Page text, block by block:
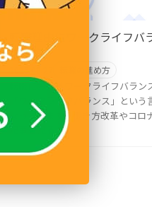
転職理由にワークライフ
を解説
転職の進め方
転職におけるワークライフバラ
「ワークライフバランス」とい
なっています。働き方改革やコ
を経て、多くの人が「働きやすさ
記事を見る →